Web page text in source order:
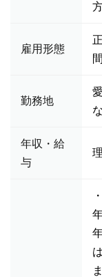
雇用形態
勤務地
年収・給
与